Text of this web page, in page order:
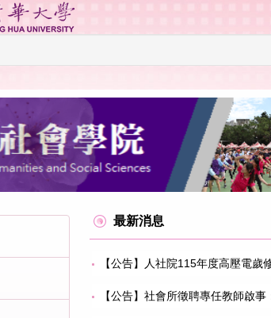
最新消息
【公告】人社院115年度高壓電
【公告】社會所徵聘專任教師啟